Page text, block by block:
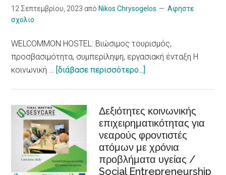
έρευνα/
an
Increased
Risk
Problems,
New
Research
Shows
12 Σεπτεμβρίου, 2023 από Nikos Chrysogelos
Αφηστε
σχολιο
WELCOMMON HOSTEL: Βιώσιμος τουρισμός,
προσβασιμότητα, συμπερίληψη, εργασιακή ένταξη Η
κοινωνική … [διάβασε περισσότερο...]
Βιώσιμος
τουρισμός,
προσβασιμότητα,
συμπερίληψη,
εργασιακή
Δεξιότητες κοινωνικής
επιχειρηματικότητας για
νεαρούς φροντιστές
ατόμων με χρόνια
προβλήματα υγείας /
Social Entrepreneurship